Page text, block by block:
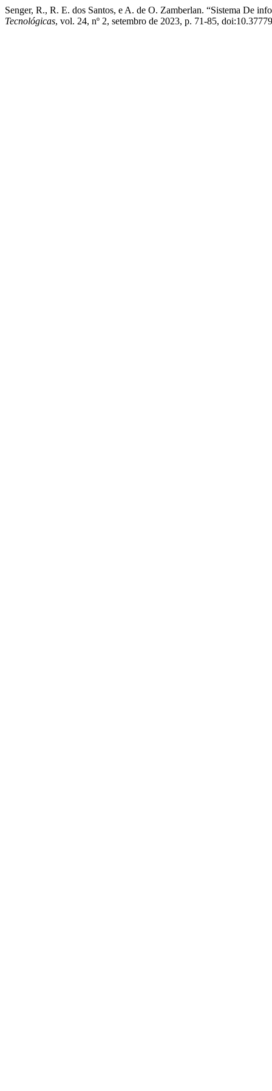
Senger, R., R. E. dos Santos, e A. de O. Zamberlan. “Sistema De
Tecnológicas, vol. 24, nº 2, setembro de 2023, p. 71-85,